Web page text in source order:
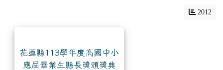
2012
花蓮縣113學年度高國中小
應屆畢業生縣長獎頒獎典